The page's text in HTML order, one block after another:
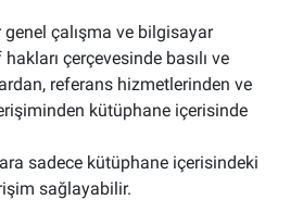
genel çalışma ve bilgisayar
çerçevesinde basılı ve
referans hizmetlerinden ve
kütüphane içerisinde
sadece kütüphane içerisindeki
sağlayabilir.